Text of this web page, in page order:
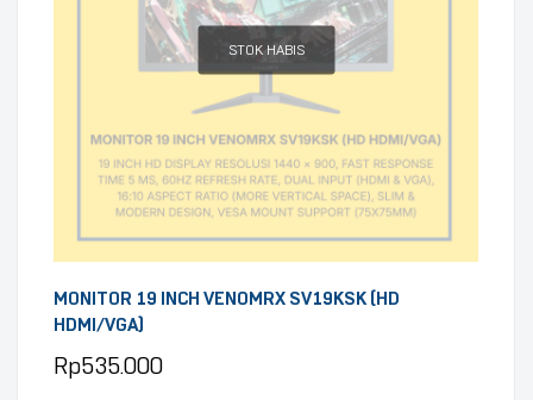
STOK HABIS
MONITOR 19 INCH VENOMRX SV19KSK (HD
HDMI/VGA)
Rp535.000